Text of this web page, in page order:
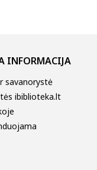
INFORMACIJA
savanorystė
ibiblioteka.lt